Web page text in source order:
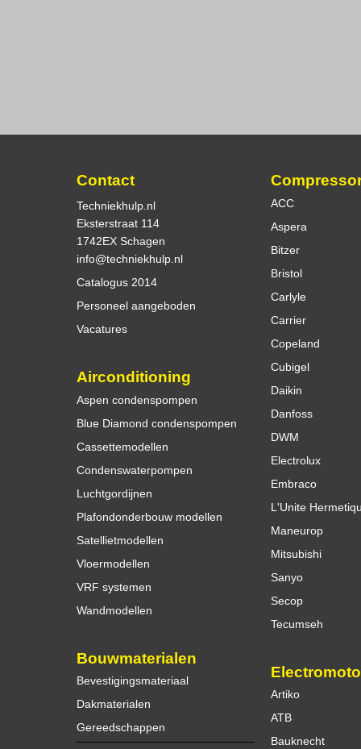
Contact
Techniekhulp.nl
Eksterstraat 114
1742EX Schagen
info@techniekhulp.nl
Catalogus 2014
Personeel aangeboden
Vacatures
Airconditioning
Aspen condenspompen
Blue Diamond condenspompen
Cassettemodellen
Condenswaterpompen
Luchtgordijnen
Plafondonderbouw modellen
Satellietmodellen
Vloermodellen
VRF systemen
Wandmodellen
Bouwmaterialen
Bevestigingsmateriaal
Dakmaterialen
Gereedschappen
ACC
Aspera
Bitzer
Bristol
Carlyle
Carrier
Copeland
Cubigel
Daikin
Danfoss
DWM
Electrolux
Embraco
L'Unite
Maneurop
Mitsubishi
Sanyo
Secop
Tecumseh
Artiko
ATB
Bauknecht